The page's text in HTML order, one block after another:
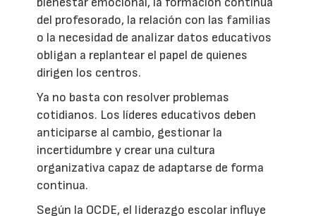
del profesorado, la relación con las familias
o la necesidad de analizar datos educativos
obligan a replantear el papel de quienes
dirigen los centros.
Ya no basta con resolver problemas
cotidianos. Los líderes educativos deben
anticiparse al cambio, gestionar la
incertidumbre y crear una cultura
organizativa capaz de adaptarse de forma
continua.
Según la OCDE, el liderazgo escolar influye